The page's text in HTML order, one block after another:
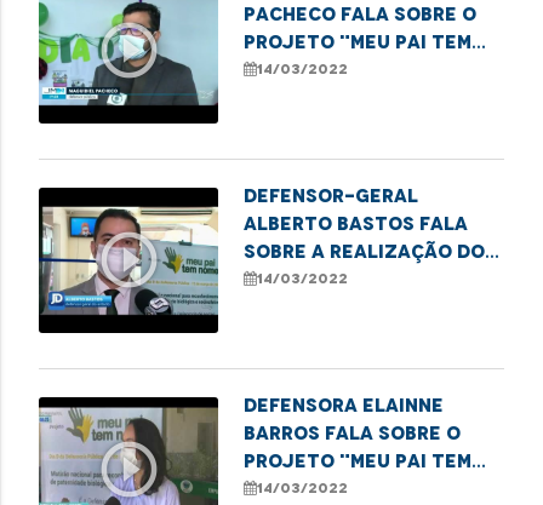
play_circle_outline
Pacheco fala sobre o
projeto "Meu Pai tem
Nome" realizado no dia
14/03/2022
play_circle_outline
Defensor-geral
Alberto Bastos fala
sobre a realização do
mutirão de
14/03/2022
play_circle_outline
Defensora Elainne
Barros fala sobre o
projeto "Meu Pai tem
Nome" realizado no dia
14/03/2022